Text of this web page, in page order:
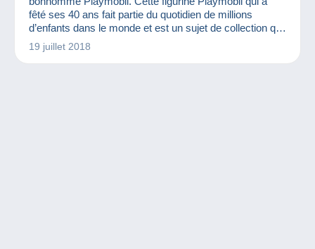
fêté ses 40 ans fait partie du quotidien de millions
d’enfants dans le monde et est un sujet de collection qui
offre de multiples possibilités !
19 juillet 2018